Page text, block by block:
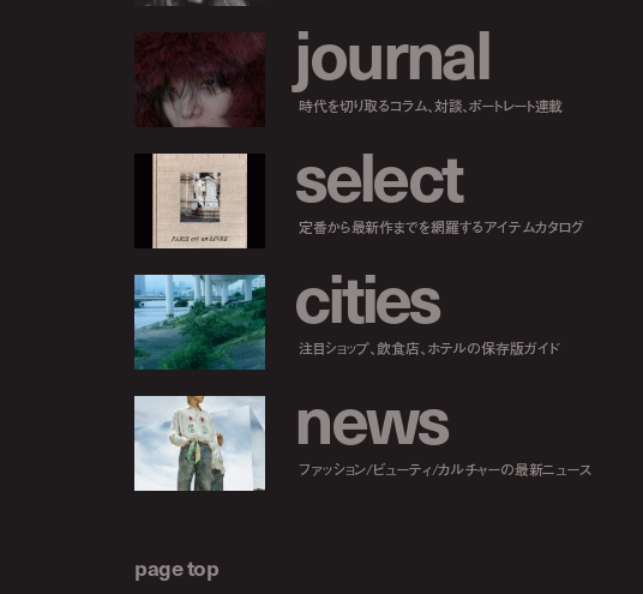
journal
時代を切り取るコラム、対談、ポートレート連載
select
定番から最新作までを網羅するアイテムカタログ
cities
注目ショップ、飲食店、ホテルの保存版ガイド
news
ファッション/ビューティ/カルチャーの最新ニュース
page top